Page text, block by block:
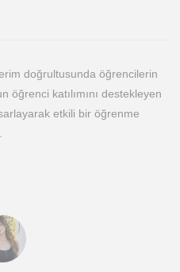
doğrultusunda öğrencilerin
öğrenci katılımını destekleyen
etkili bir öğrenme